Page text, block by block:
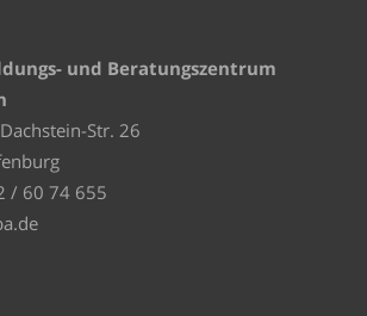
und Beratungszentrum
Str. 26
/ 60 74 655